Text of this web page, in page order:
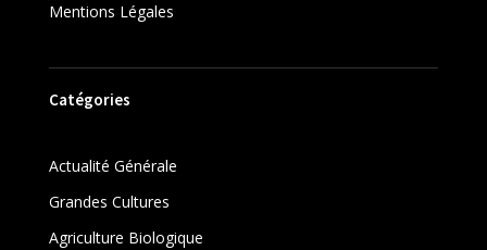
Mentions Légales
Catégories
Actualité Générale
Grandes Cultures
Agriculture Biologique